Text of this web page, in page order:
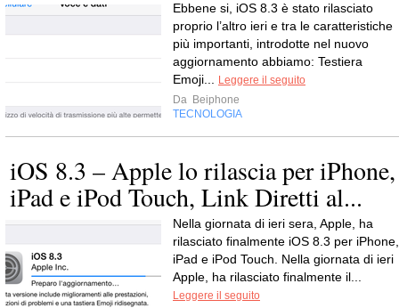
Ebbene si, iOS 8.3 è stato rilasciato
proprio l’altro ieri e tra le caratteristiche
più importanti, introdotte nel nuovo
aggiornamento abbiamo: Testiera
Emoji...
Leggere il seguito
Da Beiphone
TECNOLOGIA
iOS 8.3 – Apple lo rilascia per iPhone,
iPad e iPod Touch, Link Diretti al...
Nella giornata di ieri sera, Apple, ha
rilasciato finalmente iOS 8.3 per iPhone,
iPad e iPod Touch. Nella giornata di ieri
Apple, ha rilasciato finalmente il...
Leggere il seguito